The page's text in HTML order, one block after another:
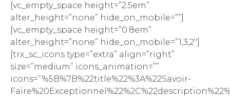
[vc_empty_space height=”2.5em”
alter_height=”none” hide_on_mobile=””]
[vc_empty_space height=”0.8em”
alter_height=”none” hide_on_mobile=”1,3,2″]
[trx_sc_icons type=”extra” align=”right”
size=”medium” icons_animation=””
icons=”%5B%7B%22title%22%3A%22Savoir-